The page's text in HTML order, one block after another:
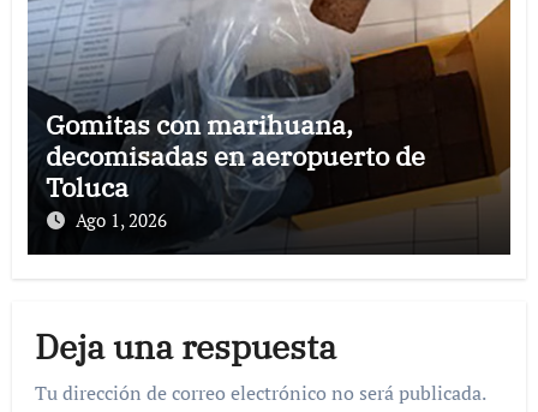
Gomitas con marihuana,
decomisadas en aeropuerto de
Toluca
Ago 1, 2026
Deja una respuesta
Tu dirección de correo electrónico no será publicada.